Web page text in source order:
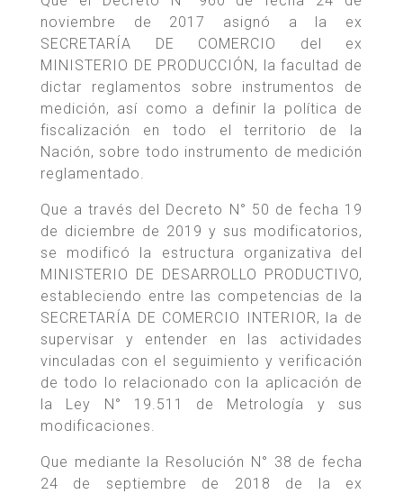
noviembre de 2017 asignó a la ex
SECRETARÍA DE COMERCIO del ex
MINISTERIO DE PRODUCCIÓN, la facultad de
dictar reglamentos sobre instrumentos de
medición, así como a definir la política de
fiscalización en todo el territorio de la
Nación, sobre todo instrumento de medición
reglamentado.
Que a través del Decreto N° 50 de fecha 19
de diciembre de 2019 y sus modificatorios,
se modificó la estructura organizativa del
MINISTERIO DE DESARROLLO PRODUCTIVO,
estableciendo entre las competencias de la
SECRETARÍA DE COMERCIO INTERIOR, la de
supervisar y entender en las actividades
vinculadas con el seguimiento y verificación
de todo lo relacionado con la aplicación de
la Ley N° 19.511 de Metrología y sus
modificaciones.
Que mediante la Resolución N° 38 de fecha
24 de septiembre de 2018 de la ex